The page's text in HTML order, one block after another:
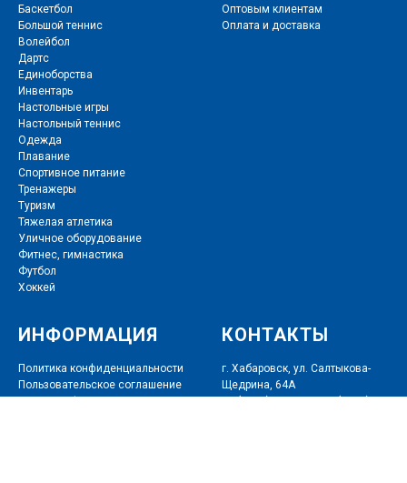
Баскетбол
Большой теннис
Волейбол
Дартс
Единоборства
Инвентарь
Настольные игры
Настольный теннис
Одежда
Плавание
Спортивное питание
Тренажеры
Туризм
Тяжелая атлетика
Уличное оборудование
Фитнес, гимнастика
Футбол
Хоккей
Оптовым клиентам
Оплата и доставка
ИНФОРМАЦИЯ
Политика конфиденциальности
Пользовательское соглашение
КОНТАКТЫ
г. Хабаровск, ул. Салтыкова-
Щедрина, 64А